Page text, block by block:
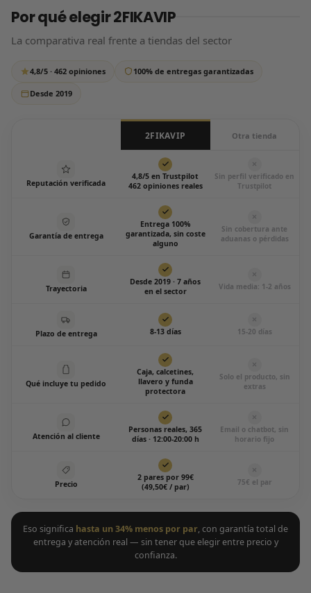
tus datos de pago, así que tu compra está 100% protegida.
que si tardamos un poco más de lo habitual, tranquilo:
respondemos siempre, sin excepción.
Por qué elegir 2FIKAVIP
La comparativa real frente a tiendas del sector
4,8/5 · 462 opiniones 100% de entregas garantizadas
Desde 2019
2FIKAVIP Otra tienda
Reputación verificada
4,8/5 en Trustpilot
462 opiniones reales
Sin perfil verificado en
Trustpilot
Garantía de entrega
Entrega 100%
garantizada, sin coste
alguno
Sin cobertura ante
aduanas o pérdidas
Trayectoria
Desde 2019 · 7 años
en el sector
Vida media: 1-2 años
Plazo de entrega 8-13 días 15-20 días
Qué incluye tu pedido
Caja, calcetines,
llavero y funda
protectora
Solo el producto, sin
extras
Atención al cliente
Personas reales, 365
días · 12:00-20:00 h
Email o chatbot, sin
horario fijo
Precio
2 pares por 99€
(49,50€ / par)
75€ el par
Eso significa hasta un 34% menos por par, con garantía total de
entrega y atención real — sin tener que elegir entre precio y
confianza.